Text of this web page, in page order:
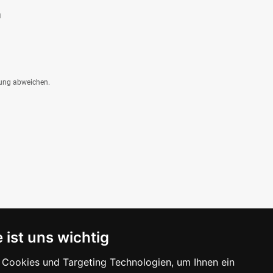
ist uns wichtig
und Targeting Technologien, um Ihnen ein
abweichen.